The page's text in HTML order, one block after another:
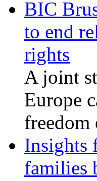
BIC
to end
rights
A joint
Europe
Insights
families